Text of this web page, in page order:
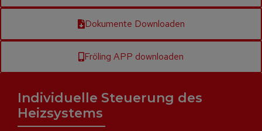
Dokumente Downloaden
Fröling APP downloaden
Individuelle Steuerung des
Heizsystems